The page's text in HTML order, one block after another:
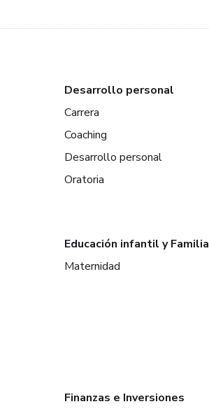
Desarrollo personal
Carrera
Coaching
Desarrollo personal
Oratoria
Educación infantil y Familia
Maternidad
Finanzas e Inversiones